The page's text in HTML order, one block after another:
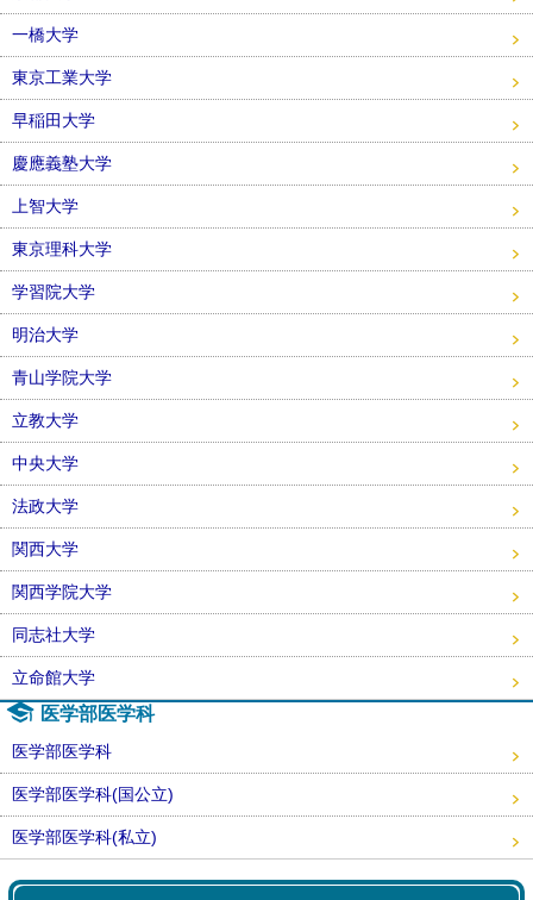
一橋大学
東京工業大学
早稲田大学
慶應義塾大学
上智大学
東京理科大学
学習院大学
明治大学
青山学院大学
立教大学
中央大学
法政大学
関西大学
関西学院大学
同志社大学
立命館大学
医学部医学科
医学部医学科
医学部医学科(国公立)
医学部医学科(私立)